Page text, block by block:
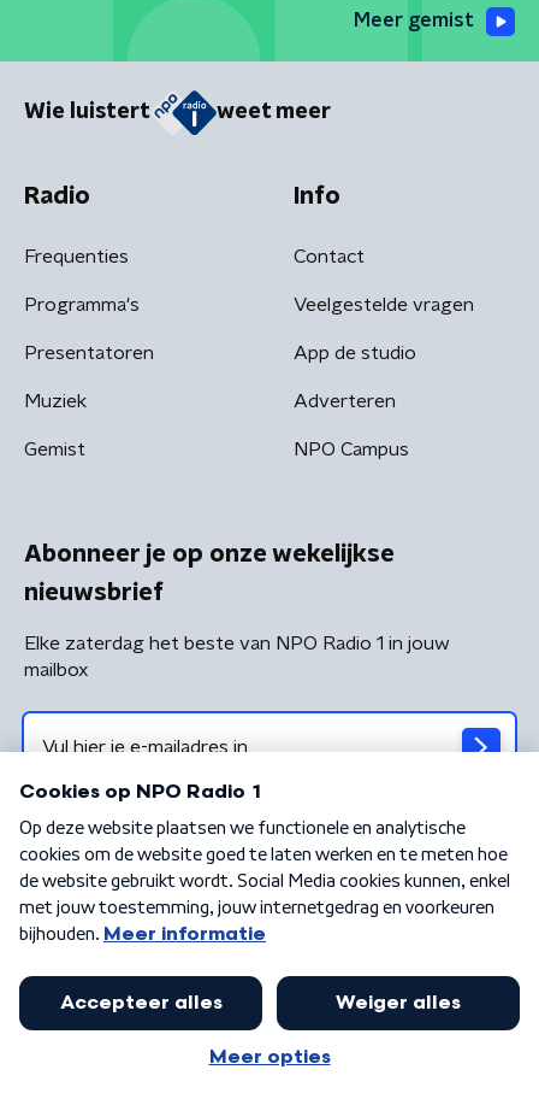
Meer gemist
Wie luistert weet meer
Radio
Frequenties
Programma's
Presentatoren
Muziek
Gemist
Info
Contact
Veelgestelde vragen
App de studio
Adverteren
NPO Campus
Abonneer je op onze wekelijkse
nieuwsbrief
Elke zaterdag het beste van NPO Radio 1 in jouw
mailbox
Algemene voorwaarden